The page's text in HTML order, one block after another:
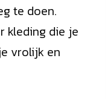
te doen.
kleding die je
vrolijk en